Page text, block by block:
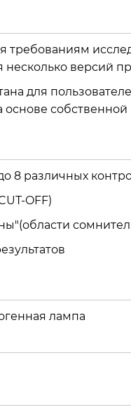
требованиям
несколько версий
для
основе
8 различных
OFF)
лампа